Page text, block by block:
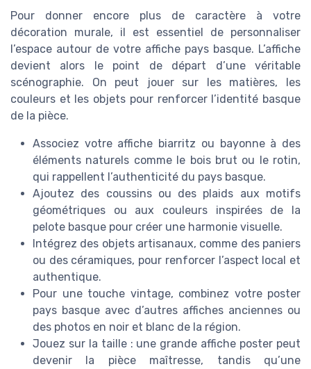
Pour donner encore plus de caractère à votre
décoration murale, il est essentiel de personnaliser
l’espace autour de votre affiche pays basque. L’affiche
devient alors le point de départ d’une véritable
scénographie. On peut jouer sur les matières, les
couleurs et les objets pour renforcer l’identité basque
de la pièce.
Associez votre affiche biarritz ou bayonne à des
éléments naturels comme le bois brut ou le rotin,
qui rappellent l’authenticité du pays basque.
Ajoutez des coussins ou des plaids aux motifs
géométriques ou aux couleurs inspirées de la
pelote basque pour créer une harmonie visuelle.
Intégrez des objets artisanaux, comme des paniers
ou des céramiques, pour renforcer l’aspect local et
authentique.
Pour une touche vintage, combinez votre poster
pays basque avec d’autres affiches anciennes ou
des photos en noir et blanc de la région.
Jouez sur la taille : une grande affiche poster peut
devenir la pièce maîtresse, tandis qu’une